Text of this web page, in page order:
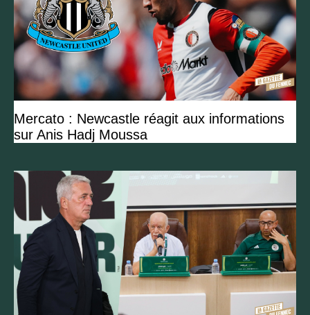
Mercato : Newcastle réagit aux informations
sur Anis Hadj Moussa